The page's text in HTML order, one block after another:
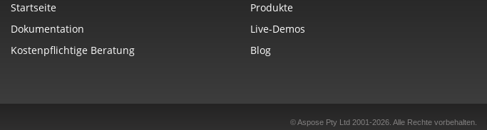
Startseite Produkte
Dokumentation
Live-Demos
Kostenpflichtige Beratung
Blog
© Aspose Pty Ltd 2001-2026. Alle Rechte vorbehalten.